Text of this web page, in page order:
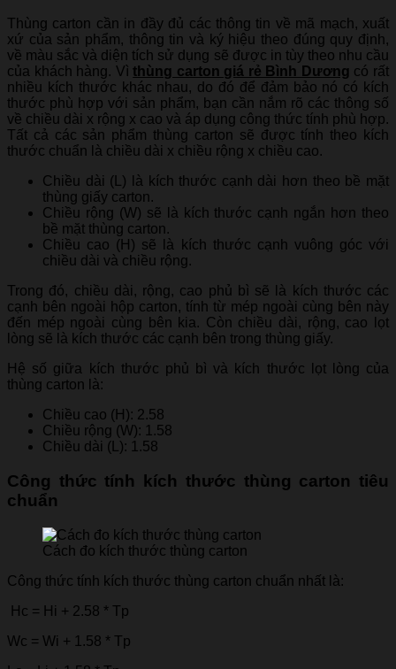
Thùng carton cần in đầy đủ các thông tin về mã mạch, xuất
xứ của sản phẩm, thông tin và ký hiệu theo đúng quy định,
về màu sắc và diện tích sử dụng sẽ được in tùy theo nhu cầu
của khách hàng. Vìthùng carton giá rẻ Bình Dương có rất
nhiều kích thước khác nhau, do đó để đảm bảo nó có kích
thước phù hợp với sản phẩm, bạn cần nắm rõ các thông số
về chiều dài x rộng x cao và áp dụng công thức tính phù hợp.
Tất cả các sản phẩm thùng carton sẽ được tính theo kích
thước chuẩn là chiều dài x chiều rộng x chiều cao.
Chiều dài (L) là kích thước cạnh dài hơn theo bề mặt
thùng giấy carton.
Chiều rộng (W) sẽ là kích thước cạnh ngắn hơn theo
bề mặt thùng carton.
Chiều cao (H) sẽ là kích thước cạnh vuông góc với
chiều dài và chiều rộng.
Trong đó, chiều dài, rộng, cao phủ bì sẽ là kích thước các
cạnh bên ngoài hộp carton, tính từ mép ngoài cùng bên này
đến mép ngoài cùng bên kia. Còn chiều dài, rộng, cao lọt
lòng sẽ là kích thước các cạnh bên trong thùng giấy.
Hệ số giữa kích thước phủ bì và kích thước lọt lòng của
thùng carton là:
Chiều cao (H): 2.58
Chiều rộng (W): 1.58
Chiều dài (L): 1.58
Công thức tính kích thước thùng carton tiêu
chuẩn
Cách đo kích thước thùng carton
Công thức tính kích thước thùng carton chuẩn nhất là:
Hc = Hi + 2.58 * Tp
Wc = Wi + 1.58 * Tp